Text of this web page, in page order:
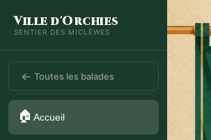
Ville d'Orchies
SENTIER DES MICLÈWES
← Toutes les balades
🏠 Accueil